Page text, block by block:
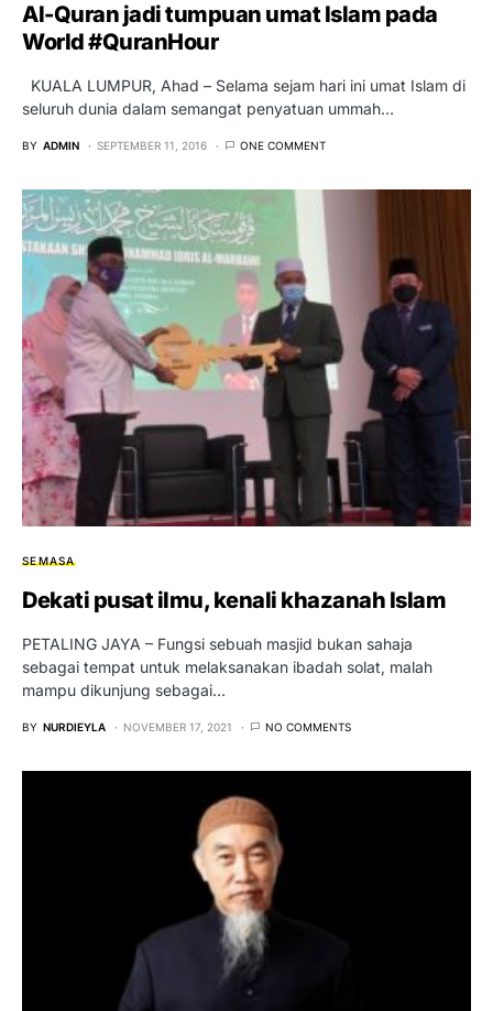
Al-Quran jadi tumpuan umat Islam pada
World #QuranHour
KUALA LUMPUR, Ahad – Selama sejam hari ini umat Islam di
seluruh dunia dalam semangat penyatuan ummah…
BY ADMIN SEPTEMBER 11, 2016 ONE COMMENT
SEMASA
Dekati pusat ilmu, kenali khazanah Islam
PETALING JAYA – Fungsi sebuah masjid bukan sahaja
sebagai tempat untuk melaksanakan ibadah solat, malah
mampu dikunjung sebagai…
BY NURDIEYLA NOVEMBER 17, 2021 NO COMMENTS